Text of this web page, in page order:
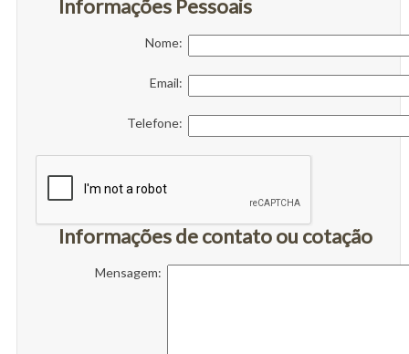
Informações Pessoais
Nome:
Email:
Telefone:
Informações de contato ou cotação
Mensagem: